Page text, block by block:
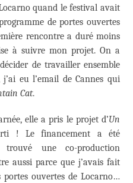
quand le festival avait
de portes ouvertes
rencontre a duré moins
à suivre mon projet. On a
de travailler ensemble
eu l’email de Cannes qui
Cat.
elle a pris le projet d’Un
! Le financement a été
une co-production
aussi parce que j’avais fait
ouvertes de Locarno…